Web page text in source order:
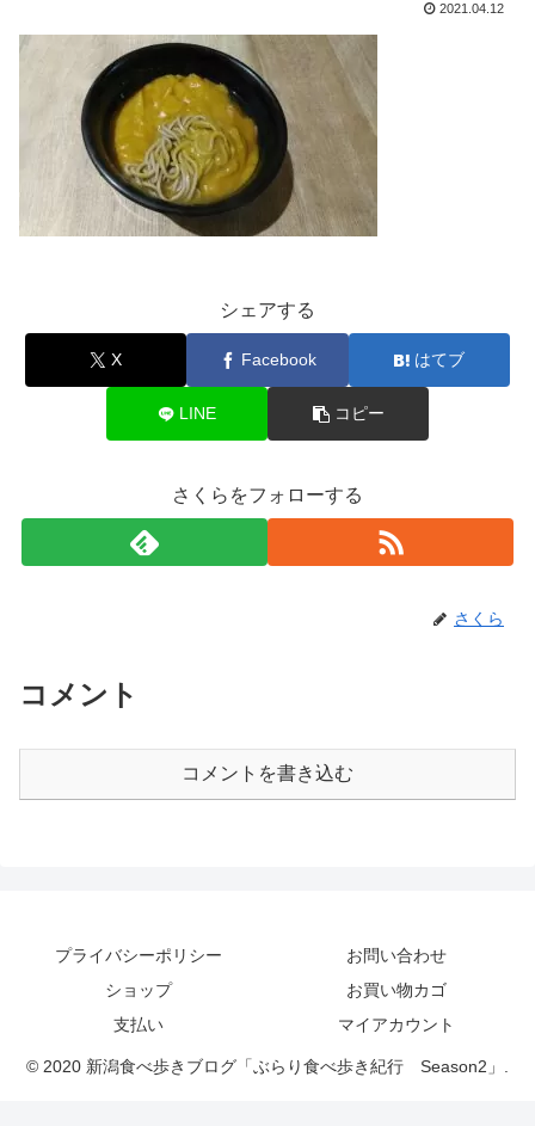
2021.04.12
シェアする
X Facebook はてブ
LINE コピー
さくらをフォローする
さくら
コメント
コメントを書き込む
プライバシーポリシー
お問い合わせ
ショップ
お買い物カゴ
支払い
マイアカウント
© 2020 新潟食べ歩きブログ「ぶらり食べ歩き紀行 Season2」.